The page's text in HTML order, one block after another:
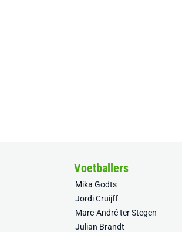
Voetballers
Mika Godts
Jordi Cruijff
Marc-André ter Stegen
Julian Brandt